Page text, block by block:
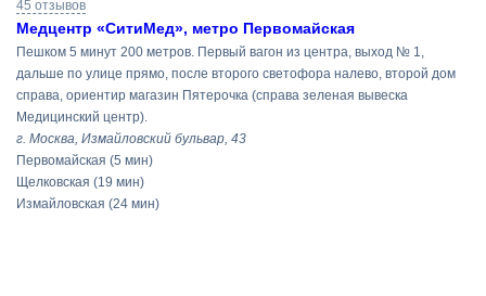
45 отзывов
Медцентр «СитиМед», метро Первомайская
Пешком 5 минут 200 метров. Первый вагон из центра, выход № 1,
дальше по улице прямо, после второго светофора налево, второй дом
справа, ориентир магазин Пятерочка (справа зеленая вывеска
Медицинский центр).
г. Москва, Измайловский бульвар, 43
Первомайская (5 мин)
Щелковская (19 мин)
Измайловская (24 мин)